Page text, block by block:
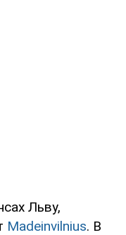
Льву,
Madeinvilnius. В